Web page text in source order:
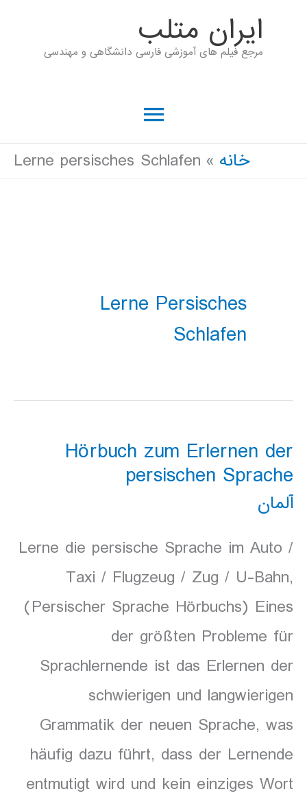
ايران متلب
مرجع فیلم های آموزشی فارسی دانشگاهی و مهندسی
فهرست
اصلی
خانه Lerne persisches Schlafen
Lerne Persisches
Schlafen
Hörbuch zum Erlernen der
persischen Sprache
آلمان
Lerne die persische Sprache im Auto /
Taxi / Flugzeug / Zug / U-Bahn,
(Persischer Sprache Hörbuchs) Eines
der größten Probleme für
Sprachlernende ist das Erlernen der
schwierigen und langwierigen
Grammatik der neuen Sprache, was
häufig dazu führt, dass der Lernende
entmutigt wird und kein einziges Wort